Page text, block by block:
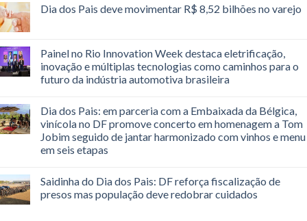
Dia dos Pais deve movimentar R$ 8,52 bilhões no varejo
Painel no Rio Innovation Week destaca eletrificação,
inovação e múltiplas tecnologias como caminhos para o
futuro da indústria automotiva brasileira
Dia dos Pais: em parceria com a Embaixada da Bélgica,
vinícola no DF promove concerto em homenagem a Tom
Jobim seguido de jantar harmonizado com vinhos e menu
em seis etapas
Saidinha do Dia dos Pais: DF reforça fiscalização de
presos mas população deve redobrar cuidados